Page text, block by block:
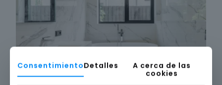
ConsentimientoDetalles
A cerca de las
cookies